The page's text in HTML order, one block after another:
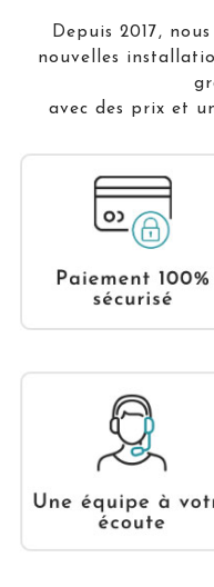
Depuis 2017,
nouvelles
avec des prix et